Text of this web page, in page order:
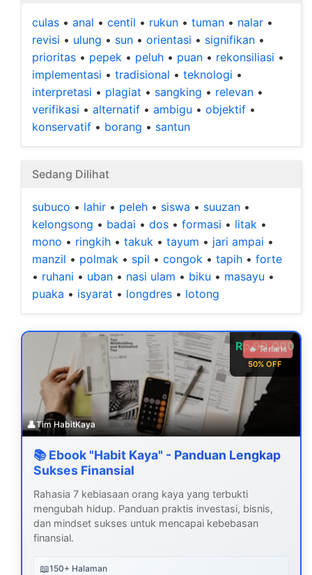
culas • anal • centil • rukun • tuman • nalar •
revisi • ulung • sun • orientasi • signifikan •
prioritas • pepek • peluh • puan • rekonsiliasi •
implementasi • tradisional • teknologi •
interpretasi • plagiat • sangking • relevan •
verifikasi • alternatif • ambigu • objektif •
konservatif • borang • santun
Sedang Dilihat
subuco • lahir • peleh • siswa • suuzan •
kelongsong • badai • dos • formasi • litak •
mono • ringkih • takuk • tayum • jari ampai •
manzil • polmak • spil • congok • tapih • forte
• ruhani • uban • nasi ulam • biku • masayu •
puaka • isyarat • longdres • lotong
Rp 99.000
50% OFF
🔥 Terlaris
👤Tim HabitKaya
📚 Ebook "Habit Kaya" - Panduan Lengkap
Sukses Finansial
Rahasia 7 kebiasaan orang kaya yang terbukti
mengubah hidup. Panduan praktis investasi, bisnis,
dan mindset sukses untuk mencapai kebebasan
finansial.
📖150+ Halaman